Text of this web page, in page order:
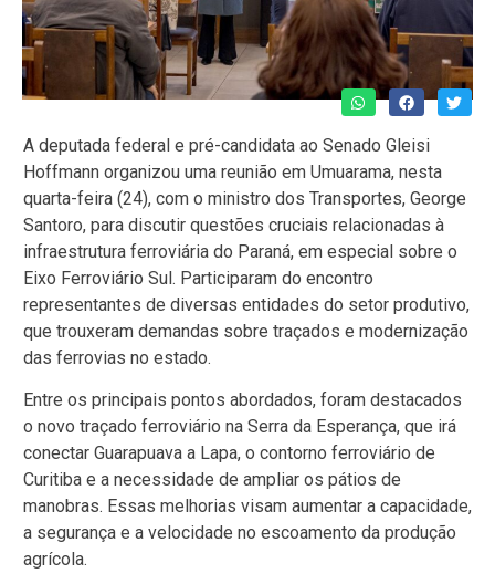
A deputada federal e pré-candidata ao Senado Gleisi
Hoffmann organizou uma reunião em Umuarama, nesta
quarta-feira (24), com o ministro dos Transportes, George
Santoro, para discutir questões cruciais relacionadas à
infraestrutura ferroviária do Paraná, em especial sobre o
Eixo Ferroviário Sul. Participaram do encontro
representantes de diversas entidades do setor produtivo,
que trouxeram demandas sobre traçados e modernização
das ferrovias no estado.
Entre os principais pontos abordados, foram destacados
o novo traçado ferroviário na Serra da Esperança, que irá
conectar Guarapuava a Lapa, o contorno ferroviário de
Curitiba e a necessidade de ampliar os pátios de
manobras. Essas melhorias visam aumentar a capacidade,
a segurança e a velocidade no escoamento da produção
agrícola.